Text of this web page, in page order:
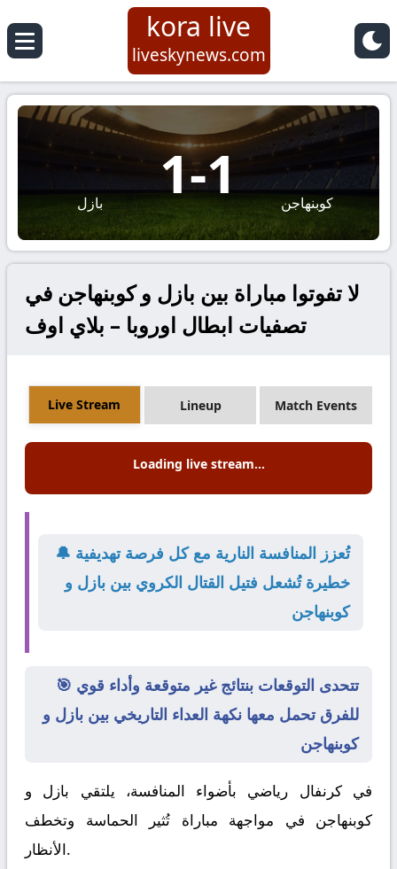
kora live
liveskynews.com
بازل 1-1 كوبنهاجن
لا تفوتوا مباراة بين بازل و كوبنهاجن في
تصفيات ابطال اوروبا – بلاي اوف
Live Stream Lineup Match Events
Loading live stream...
🔔 تُعزز المنافسة النارية مع كل فرصة تهديفية
خطيرة تُشعل فتيل القتال الكروي بين بازل و
كوبنهاجن
🎯 تتحدى التوقعات بنتائج غير متوقعة وأداء قوي
للفرق تحمل معها نكهة العداء التاريخي بين بازل و
كوبنهاجن
في كرنفال رياضي بأضواء المنافسة، يلتقي بازل و
كوبنهاجن في مواجهة مباراة تُثير الحماسة وتخطف
الأنظار.